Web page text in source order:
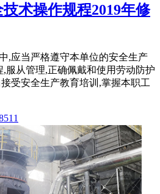
术操作规程2019年修
,应当严格遵守本单位的安全生产
服从管理,正确佩戴和使用劳动防护
受安全生产教育培训,掌握本职工